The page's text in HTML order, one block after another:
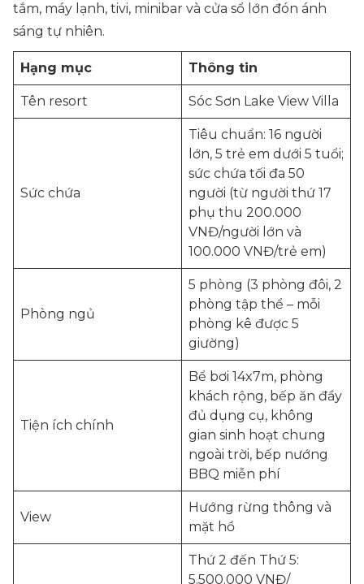
tắm, máy lạnh, tivi, minibar và cửa sổ lớn đón ánh
sáng tự nhiên.
Hạng mục Thông tin
Tên resort Sóc Sơn Lake View Villa
Sức chứa
Tiêu chuẩn: 16 người
lớn, 5 trẻ em dưới 5 tuổi;
sức chứa tối đa 50
người (từ người thứ 17
phụ thu 200.000
VNĐ/người lớn và
100.000 VNĐ/trẻ em)
Phòng ngủ
5 phòng (3 phòng đôi, 2
phòng tập thể – mỗi
phòng kê được 5
giường)
Tiện ích chính
Bể bơi 14x7m, phòng
khách rộng, bếp ăn đầy
đủ dụng cụ, không
gian sinh hoạt chung
ngoài trời, bếp nướng
BBQ miễn phí
View
Hướng rừng thông và
mặt hồ
Thứ 2 đến Thứ 5:
5.500.000 VNĐ/